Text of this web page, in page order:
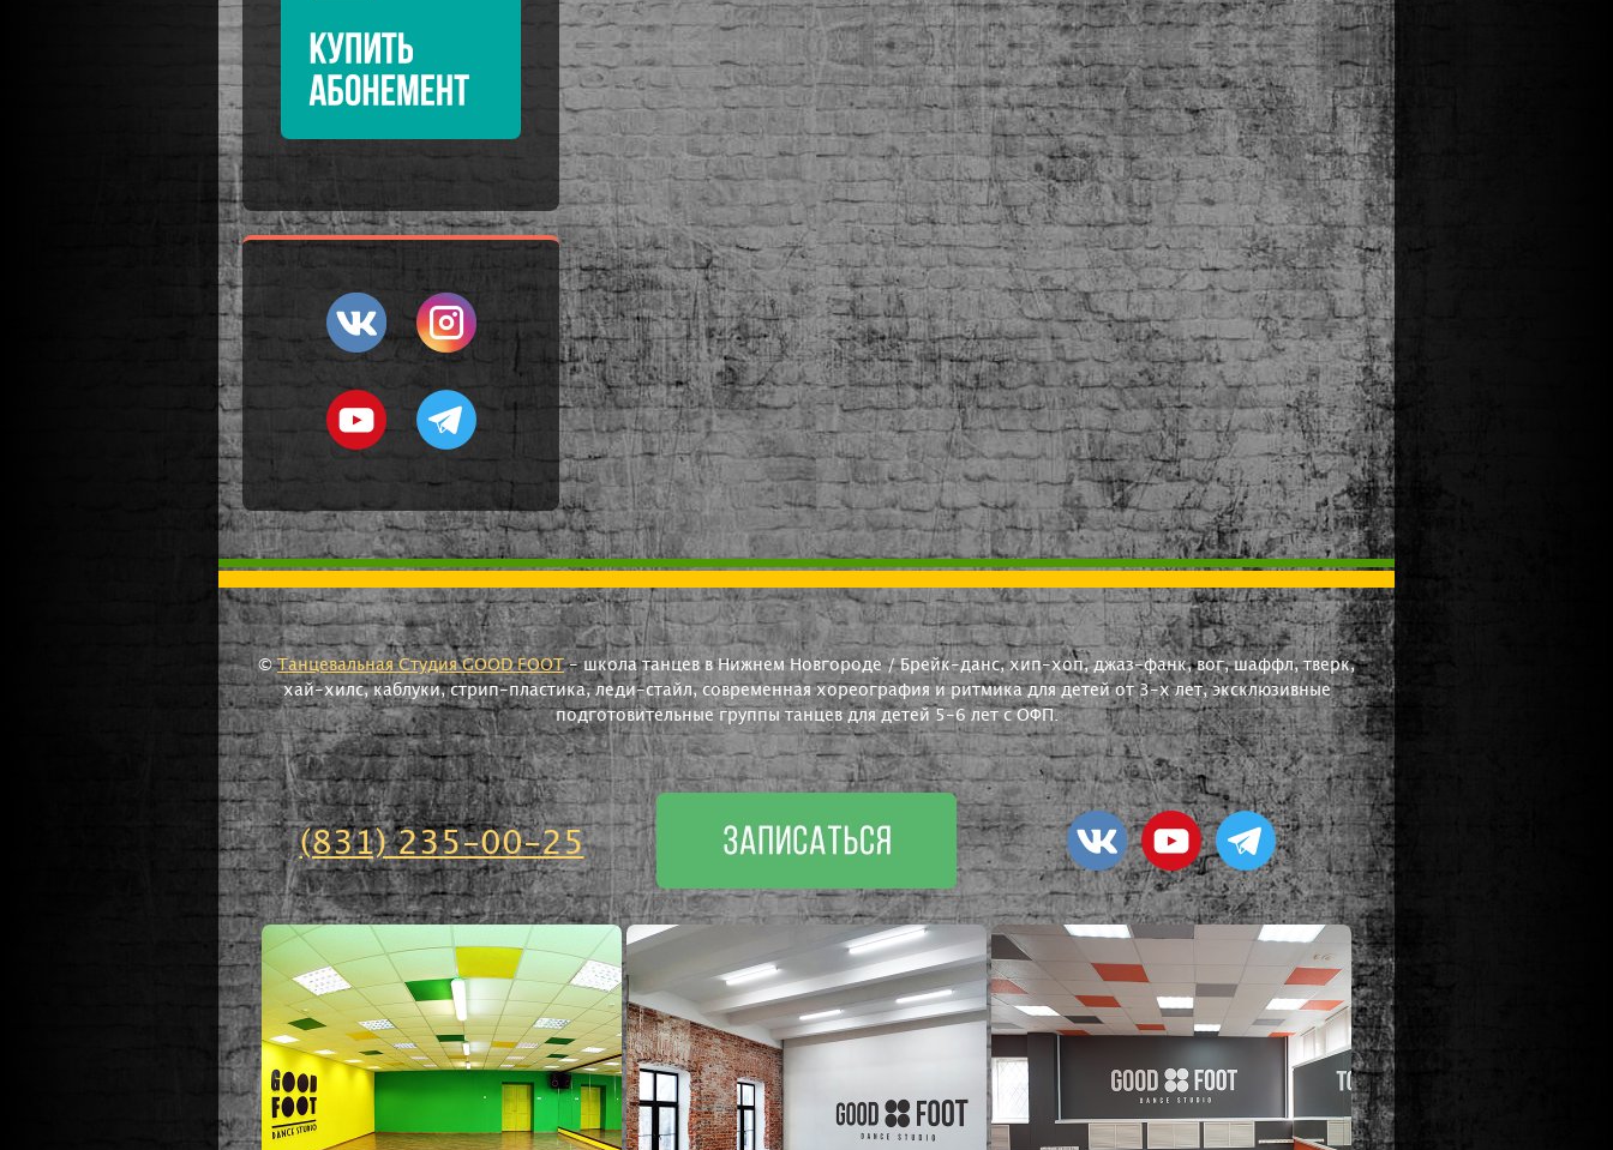
©Танцевальная Студия GOOD FOOT- школа танцев в Нижнем Новгороде / Брейк-данс, хип-хоп, джаз-фанк, вог, шаффл, тверк,
хай-хилс, каблуки, стрип-пластика, леди-стайл, современная хореография и ритмика для детей от 3-х лет, эксклюзивные
подготовительные группы танцев для детей 5-6 лет с ОФП.
(831) 235-00-25